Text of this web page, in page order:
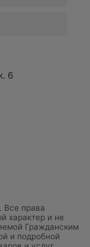
6
права
характер и не
Гражданским
и подробной